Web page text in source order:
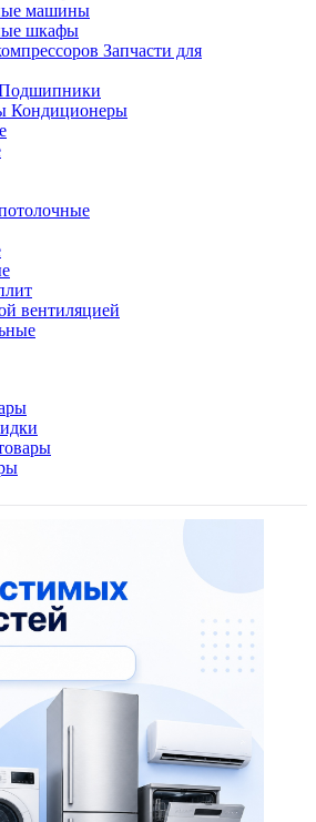
машины
шкафы
Запчасти для
Кондиционеры
вентиляцией